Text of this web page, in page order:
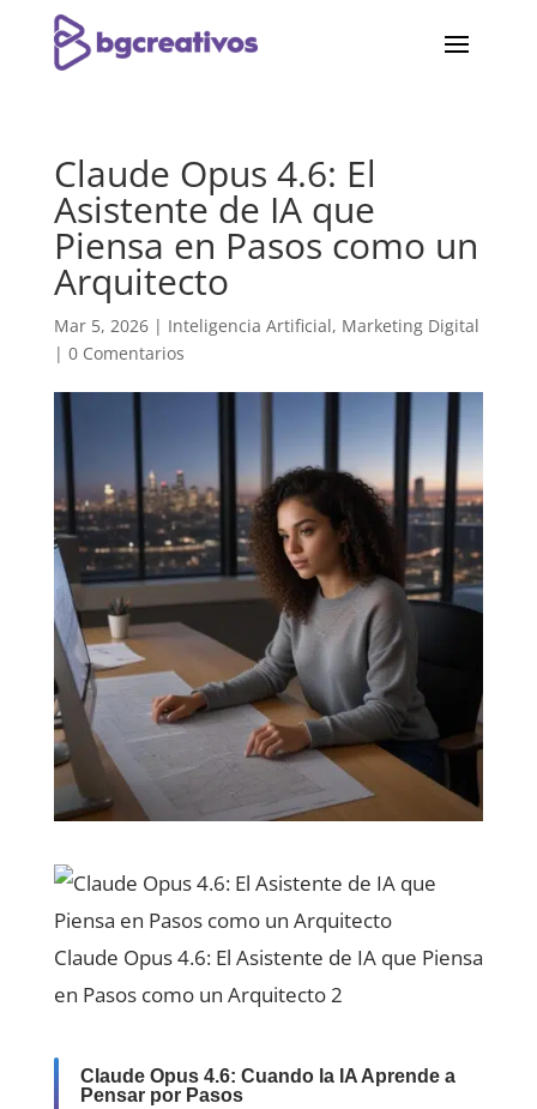
Claude Opus 4.6: El
Asistente de IA que
Piensa en Pasos como un
Arquitecto
Mar 5, 2026| Inteligencia Artificial, Marketing Digital
| 0 Comentarios
Claude Opus 4.6: El Asistente de IA que Piensa
en Pasos como un Arquitecto 2
Claude Opus 4.6: Cuando la IA Aprende a
Pensar por Pasos